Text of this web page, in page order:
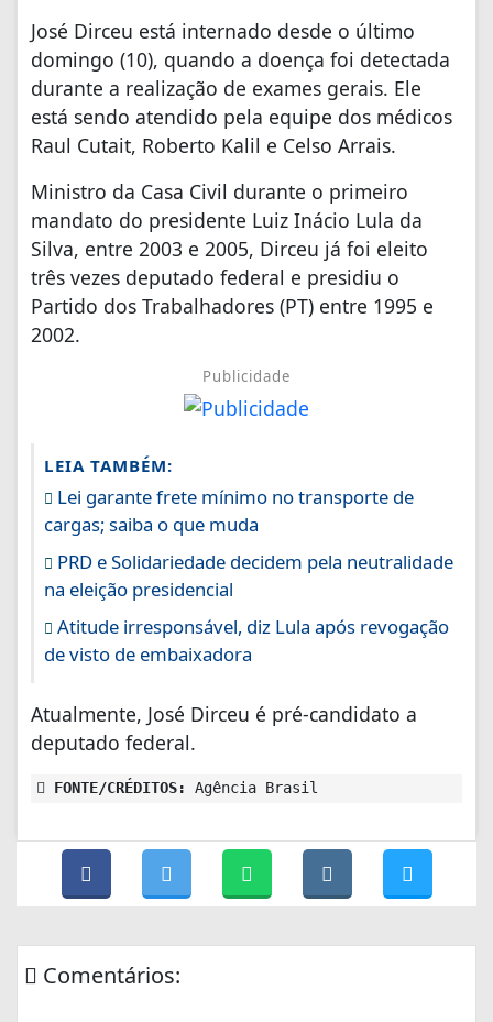
José Dirceu está internado desde o último
domingo (10), quando a doença foi detectada
durante a realização de exames gerais. Ele
está sendo atendido pela equipe dos médicos
Raul Cutait, Roberto Kalil e Celso Arrais.
Ministro da Casa Civil durante o primeiro
mandato do presidente Luiz Inácio Lula da
Silva, entre 2003 e 2005, Dirceu já foi eleito
três vezes deputado federal e presidiu o
Partido dos Trabalhadores (PT) entre 1995 e
2002.
Publicidade
LEIA TAMBÉM:
Lei garante frete mínimo no transporte de
cargas; saiba o que muda
PRD e Solidariedade decidem pela neutralidade
na eleição presidencial
Atitude irresponsável, diz Lula após revogação
de visto de embaixadora
Atualmente, José Dirceu é pré-candidato a
deputado federal.
FONTE/CRÉDITOS: Agência Brasil
Comentários: